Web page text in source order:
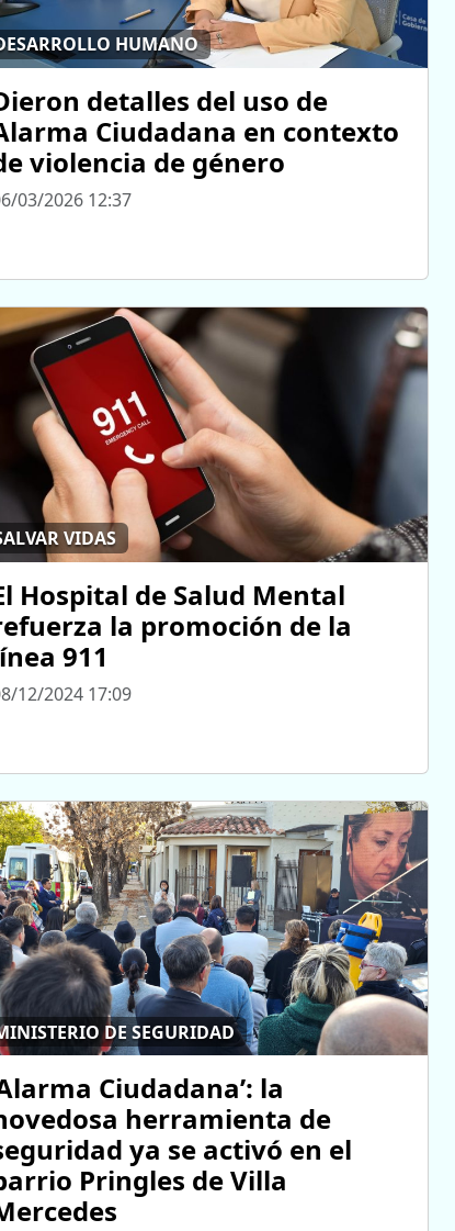
HUMANO
detalles del uso de
Ciudadana en contexto
violencia de género
03/2026 12:37
VIDAS
Hospital de Salud Mental
la promoción de la
911
12/2024 17:09
DE SEGURIDAD
Ciudadana’: la
herramienta de
ya se activó en el
Pringles de Villa